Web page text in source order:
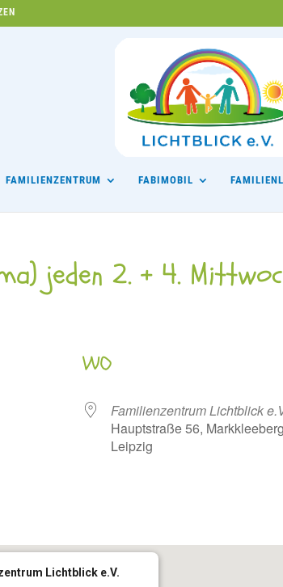
FAMILIENZENTRUM FABIMOBIL
jeden 2. + 4.
WO
Familienzentrum Lichtblick
Hauptstraße 56,
Leipzig
Lichtblick e.V.